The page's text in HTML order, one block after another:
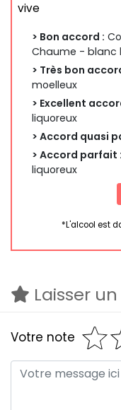
vive
> Bon accord :
Chaume - blanc
> Très bon
moelleux
> Excellent
liquoreux
> Accord quasi
> Accord parfait :
liquoreux
*L'alcool est
Laisser
Votre note